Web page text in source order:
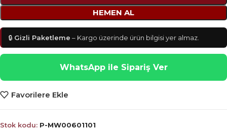
HEMEN AL
🔒 Gizli Paketleme – Kargo üzerinde ürün bilgisi yer almaz.
WhatsApp ile Sipariş Ver
Favorilere Ekle
Stok kodu: P-MW00601101